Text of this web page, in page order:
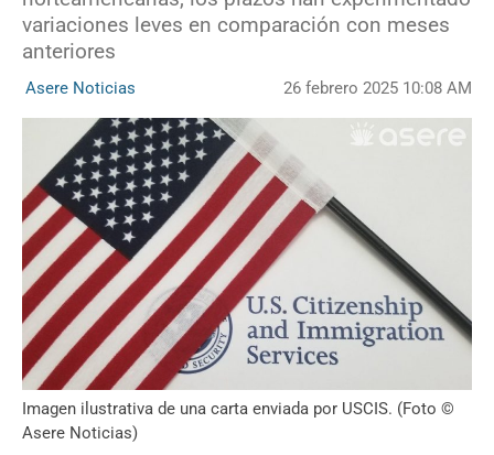
variaciones leves en comparación con meses
anteriores
Asere Noticias 26 febrero 2025 10:08 AM
Imagen ilustrativa de una carta enviada por USCIS. (Foto ©
Asere Noticias)